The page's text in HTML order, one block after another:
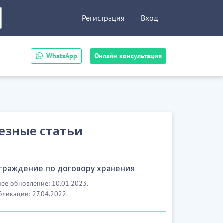
WhatsApp Онлайн консультация
Регистрация Вход
статьи
по договору хранения
обновление: 10.01.2023.
27.04.2022.